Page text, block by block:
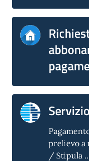
prelievo a
/ Stipula